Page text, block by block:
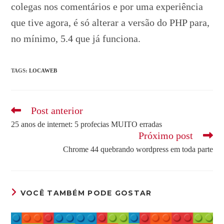
colegas nos comentários e por uma experiência
que tive agora, é só alterar a versão do PHP para,
no mínimo, 5.4 que já funciona.
TAGS:LOCAWEB
Leia
artigos
Post anterior
25 anos de internet: 5 profecias MUITO erradas
Próximo post
Chrome 44 quebrando wordpress em toda parte
VOCÊ TAMBÉM PODE GOSTAR